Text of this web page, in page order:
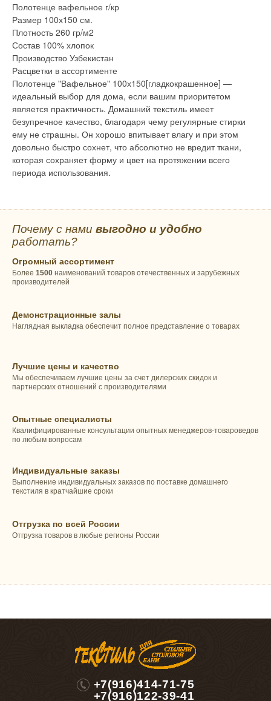
Полотенце вафельное г/кр
Размер 100х150 см.
Плотность 260 гр/м2
Состав 100% хлопок
Производство Узбекистан
Расцветки в ассортименте
Полотенце "Вафельное" 100х150[гладкокрашенное] —
идеальный выбор для дома, если вашим приоритетом
является практичность. Домашний текстиль имеет
безупречное качество, благодаря чему регулярные стирки
ему не страшны. Он хорошо впитывает влагу и при этом
довольно быстро сохнет, что абсолютно не вредит ткани,
которая сохраняет форму и цвет на протяжении всего
периода использования.
Почему с нами выгодно и удобно
работать?
Огромный ассортимент
Более 1500 наименований товаров отечественных и зарубежных
производителей
Демонстрационные залы
Наглядная выкладка обеспечит полное представление о товарах
Лучшие цены и качество
Мы обеспечиваем лучшие цены за счет дилерских скидок и
партнерских отношений с производителями
Опытные специалисты
Квалифицированные консультации опытных менеджеров-товароведов
по любым вопросам
Индивидуальные заказы
Выполнение индивидуальных заказов по поставке домашнего
текстиля в кратчайшие сроки
Отгрузка по всей России
Отгрузка товаров в любые регионы России
+7(916)414-71-75
+7(916)122-39-41